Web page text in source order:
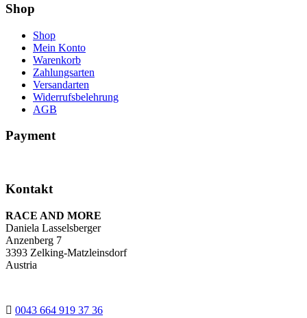
Shop
Shop
Mein Konto
Warenkorb
Zahlungsarten
Versandarten
Widerrufsbelehrung
AGB
Payment
Kontakt
RACE AND MORE
Daniela Lasselsberger
Anzenberg 7
3393 Zelking-Matzleinsdorf
Austria
 0043 664 919 37 36